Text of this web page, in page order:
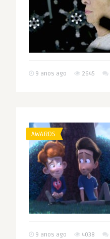
9 anos ago 2645
AWARDS
9 anos ago 4038